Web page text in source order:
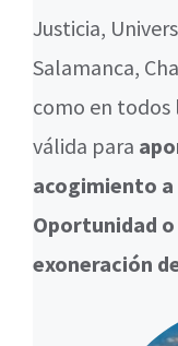
Justicia,
Salamanca,
como en todos
válida para
acogimiento a
Oportunidad
exoneración